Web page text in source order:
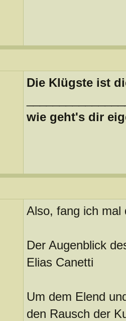
Die Klügste ist
wie geht's dir
Also, fang ich mal
Der Augenblick
Elias Canetti
Um dem Elend
den Rausch der